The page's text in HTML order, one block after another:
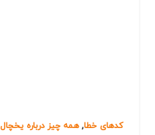
کدهای خطا,همه چیز درباره یخچال